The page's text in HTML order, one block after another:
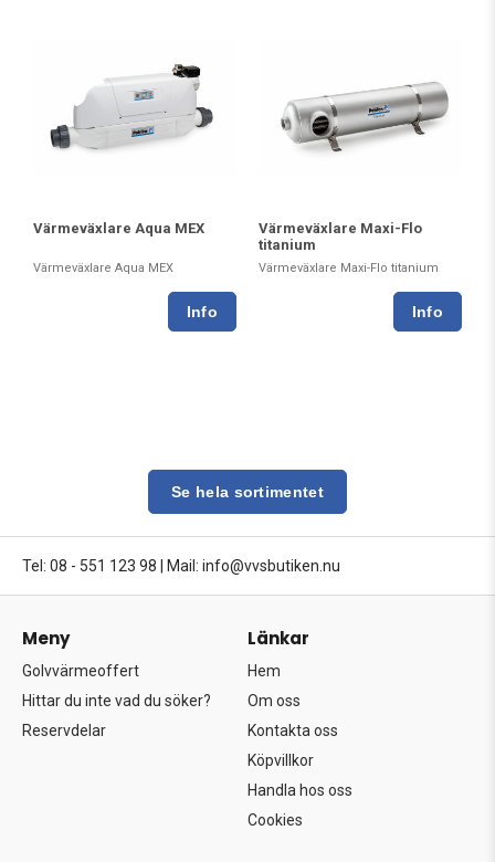
Värmeväxlare Aqua MEX
Värmeväxlare Aqua MEX
Värmeväxlare Maxi-Flo
titanium
Värmeväxlare Maxi-Flo titanium
Se hela sortimentet
Tel: 08 - 551 123 98 Mail: info@vvsbutiken.nu
Meny
Golvvärmeoffert
Hittar du inte vad du söker?
Reservdelar
Länkar
Hem
Om oss
Kontakta oss
Köpvillkor
Handla hos oss
Cookies